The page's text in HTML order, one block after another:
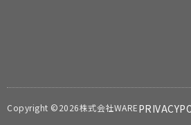
Copyright ©2026株式会社WARE